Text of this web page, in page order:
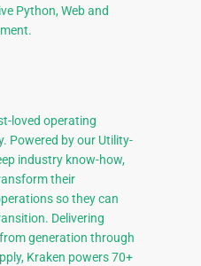
Python, Web and
loved operating
Powered by our Utility-
industry know-how,
their
so they can
Delivering
generation through
Kraken powers 70+